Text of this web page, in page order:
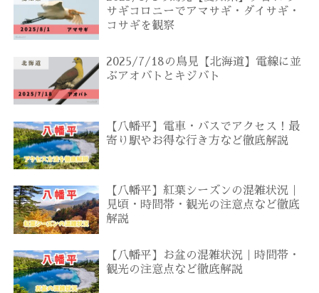
サギコロニーでアマサギ・ダイサギ・
コサギを観察
2025/7/18の鳥見【北海道】電線に並
ぶアオバトとキジバト
【八幡平】電車・バスでアクセス！最
寄り駅やお得な行き方など徹底解説
【八幡平】紅葉シーズンの混雑状況｜
見頃・時間帯・観光の注意点など徹底
解説
【八幡平】お盆の混雑状況｜時間帯・
観光の注意点など徹底解説